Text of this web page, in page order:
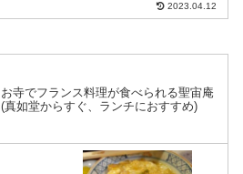
2023.04.12
お寺でフランス料理が食べられる聖宙庵
(真如堂からすぐ、ランチにおすすめ)